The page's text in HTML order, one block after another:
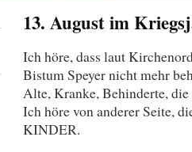
13. August im
Ich höre, dass laut
Bistum Speyer nicht mehr
Alte, Kranke, Behinderte, die
Ich höre von anderer Seite,
KINDER.